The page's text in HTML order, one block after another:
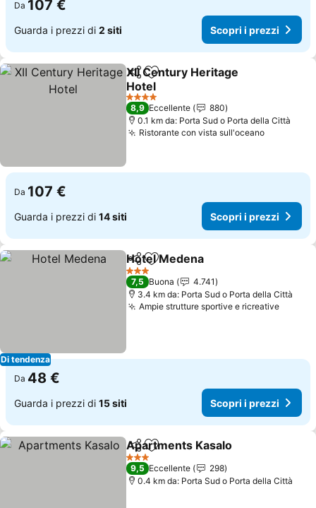
Da 107 €
Guarda i prezzi di 2 siti Scopri i prezzi
CondividiAggiungi ai preferiti
XII Century Heritage
Hotel
Scopri i prezzi
4 Stelle
8,9 Eccellente
880
0.1 km da: Porta Sud o Porta della Città
Ristorante con vista sull'oceanoScopri i
Da 107 €
Guarda i prezzi di 14 siti Scopri i prezzi
Di tendenza
CondividiAggiungi ai preferiti
Hotel Medena
3 Stelle
7,5 Buona
4.741
3.4 km da: Porta Sud o Porta della Città
Ampie strutture sportive e ricreative
Da 48 €
Guarda i prezzi di 15 siti Scopri i prezzi
CondividiAggiungi ai preferiti
Apartments Kasalo
3 Stelle
9,5 Eccellente
298
0.4 km da: Porta Sud o Porta della Città